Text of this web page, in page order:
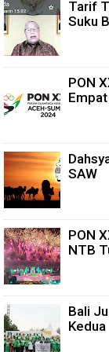
Tarif
Suku
PON
SAW
PON
NTB
Bali
Kedua